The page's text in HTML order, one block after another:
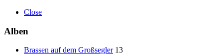
Close
Alben
Brassen auf dem Großsegler 13